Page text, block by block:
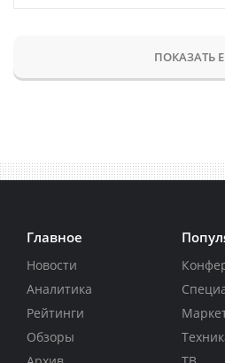
ПОКАЗАТЬ
Главное
Новости
Аналитика
Рейтинги
Обзоры